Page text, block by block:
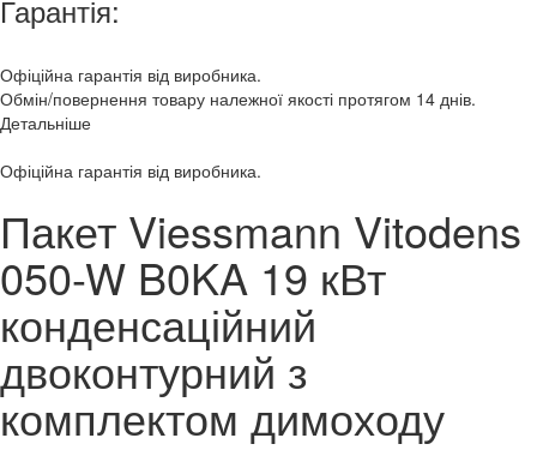
Гарантія:
Офіційна гарантія від виробника.
Обмін/повернення товару належної якості протягом 14 днів.
Детальніше
Офіційна гарантія від виробника.
Пакет Viessmann Vitodens
050-W B0KA 19 кВт
конденсаційний
двоконтурний з
комплектом димоходу